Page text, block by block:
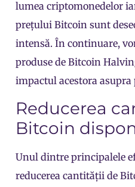
lumea criptomonedelor
prețului Bitcoin sunt
intensă. În continuare,
produse de Bitcoin
impactul acestora
Reducerea
Bitcoin
Unul dintre principalele
reducerea cantității de